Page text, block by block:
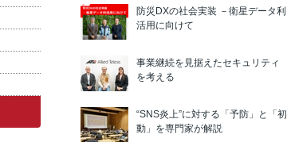
防災DXの社会実装 －衛星データ利
活用に向けて
事業継続を見据えたセキュリティ
を考える
“SNS炎上”に対する「予防」と「初
動」を専門家が解説